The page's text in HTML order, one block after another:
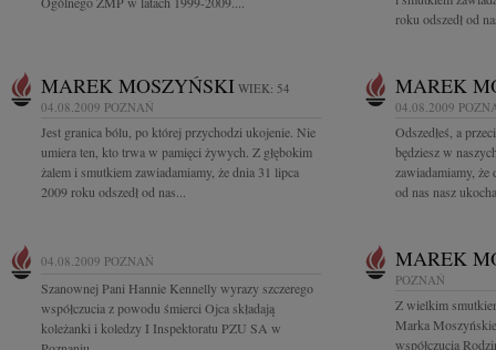
roku odszedł od
MAREK MOSZYŃSKI WIEK: 54
04.08.2009 POZNAŃ
Jest granica bólu, po której przychodzi ukojenie. Nie
umiera ten, kto trwa w pamięci żywych. Z głębokim
żalem i smutkiem zawiadamiamy, że dnia 31 lipca
2009 roku odszedł od nas...
MAREK
04.08.2009
Odszedłeś, a
będziesz w
zawiadamiamy, że
od nas nasz
04.08.2009 POZNAŃ
Szanownej Pani Hannie Kennelly wyrazy szczerego
współczucia z powodu śmierci Ojca składają
koleżanki i koledzy I Inspektoratu PZU SA w
MAREK
POZNAŃ
Z wielkim
Marka
współczucia